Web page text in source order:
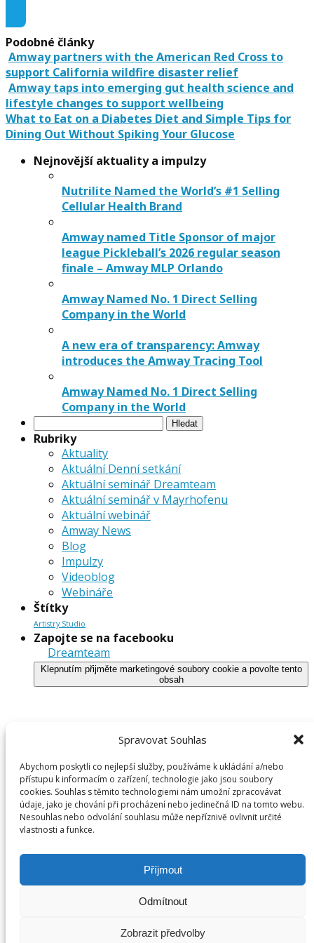
Spravovat Souhlas
Abychom poskytli co nejlepší služby, používáme k ukládání a/nebo
přístupu k informacím o zařízení, technologie jako jsou soubory
cookies. Souhlas s těmito technologiemi nám umožní zpracovávat
údaje, jako je chování při procházení nebo jedinečná ID na tomto webu.
Nesouhlas nebo odvolání souhlasu může nepříznivě ovlivnit určité
vlastnosti a funkce.
Příjmout
Odmítnout
Zobrazit předvolby
Podobné články
Amway partners with the American Red Cross to
support California wildfire disaster relief
Amway taps into emerging gut health science and
lifestyle changes to support wellbeing
What to Eat on a Diabetes Diet and Simple Tips for
Dining Out Without Spiking Your Glucose
Nejnovější aktuality a impulzy
Nutrilite Named the World’s #1 Selling
Cellular Health Brand
Amway named Title Sponsor of major
league Pickleball’s 2026 regular season
finale – Amway MLP Orlando
Amway Named No. 1 Direct Selling
Company in the World
A new era of transparency: Amway
introduces the Amway Tracing Tool
Amway Named No. 1 Direct Selling
Company in the World
Vyhledávání
Rubriky
Aktuality
Aktuální Denní setkání
Aktuální seminář Dreamteam
Aktuální seminář v Mayrhofenu
Aktuální webinář
Amway News
Blog
Impulzy
Videoblog
Webináře
Štítky
Artistry Studio
Zapojte se na facebooku
Dreamteam
Klepnutím přijměte marketingové soubory cookie a povolte tento
obsah
Archivy
DreamTeam.cz | Všechna práva vyhrazena. Gaudus